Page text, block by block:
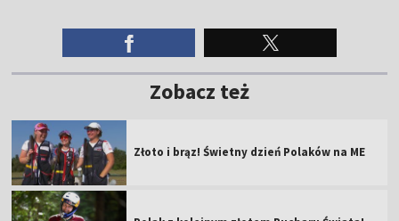
Zobacz też
Złoto i brąz! Świetny dzień Polaków na ME
Polak z kolejnym złotem Pucharu Świata!